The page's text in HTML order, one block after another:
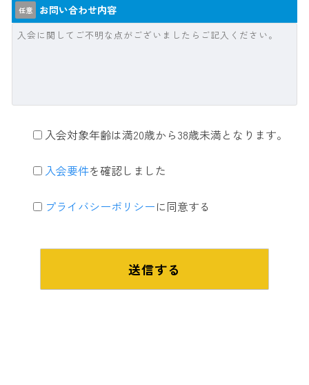
任意 お問い合わせ内容
入会対象年齢は満20歳から38歳未満となります。
入会要件を確認しました
プライバシーポリシーに同意する